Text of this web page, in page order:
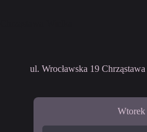
ul. Wrocławska 19
Wtorek